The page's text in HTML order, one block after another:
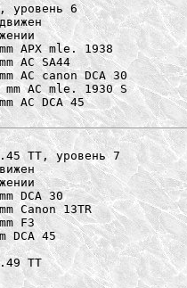
уровень 6
APX mle. 1938
AC SA44
AC canon DCA 30
AC mle. 1930 S
AC DCA 45
ТТ, уровень 7
DCA 30
Canon 13TR
F3
DCA 45
ТТ